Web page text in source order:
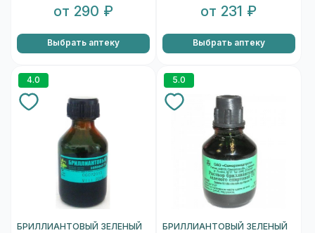
от 290 ₽
Выбрать аптеку
от 231 ₽
Выбрать аптеку
4.0
БРИЛЛИАНТОВЫЙ ЗЕЛЕНЫЙ
5.0
БРИЛЛИАНТОВЫЙ ЗЕЛЕНЫЙ